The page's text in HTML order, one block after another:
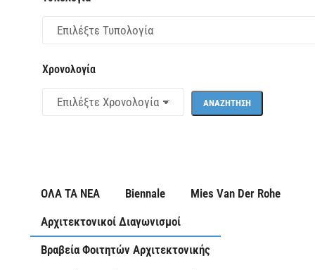
Χρονολογία
ΟΛΑ ΤΑ ΝΕΑ Biennale
Mies Van Der Rohe
Αρχιτεκτονικοί Διαγωνισμοί
Βραβεία Φοιτητών Αρχιτεκτονικής